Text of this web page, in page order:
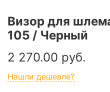
Визор для
105 / Черный
2 270.00 руб.
Нашли дешевле?